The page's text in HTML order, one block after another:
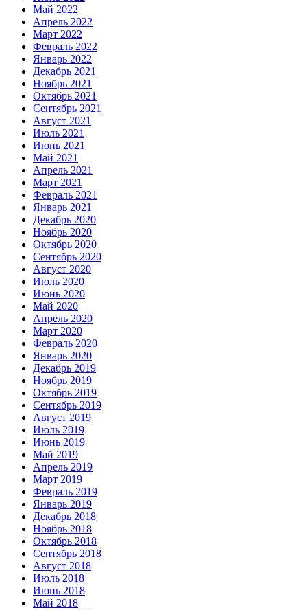
Май 2022
Апрель 2022
Март 2022
Февраль 2022
Январь 2022
Декабрь 2021
Ноябрь 2021
Октябрь 2021
Сентябрь 2021
Август 2021
Июль 2021
Июнь 2021
Май 2021
Апрель 2021
Март 2021
Февраль 2021
Январь 2021
Декабрь 2020
Ноябрь 2020
Октябрь 2020
Сентябрь 2020
Август 2020
Июль 2020
Июнь 2020
Май 2020
Апрель 2020
Март 2020
Февраль 2020
Январь 2020
Декабрь 2019
Ноябрь 2019
Октябрь 2019
Сентябрь 2019
Август 2019
Июль 2019
Июнь 2019
Май 2019
Апрель 2019
Март 2019
Февраль 2019
Январь 2019
Декабрь 2018
Ноябрь 2018
Октябрь 2018
Сентябрь 2018
Август 2018
Июль 2018
Июнь 2018
Май 2018